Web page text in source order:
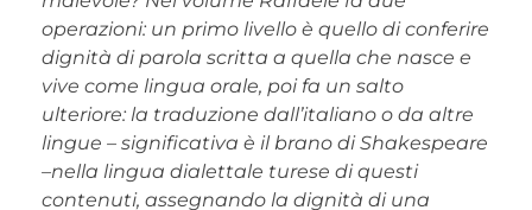
operazioni: un primo livello è quello di conferire
dignità di parola scritta a quella che nasce e
vive come lingua orale, poi fa un salto
ulteriore: la traduzione dall’italiano o da altre
lingue – significativa è il brano di Shakespeare
–nella lingua dialettale turese di questi
contenuti, assegnando la dignità di una